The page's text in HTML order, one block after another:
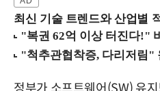
최신 기술 트렌드와 산업별 적용 사례, 실질